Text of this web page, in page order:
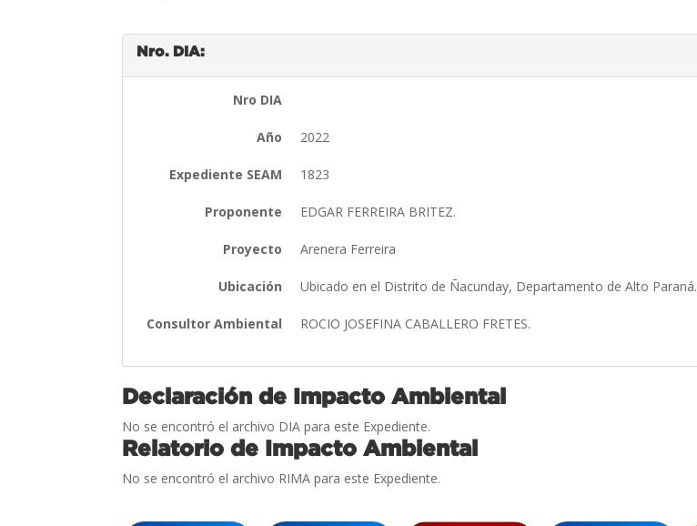
Nro. DIA:
Nro DIA
Año 2022
Expediente SEAM 1823
Proponente EDGAR FERREIRA BRITEZ.
Proyecto Arenera Ferreira
Ubicación Ubicado en el Distrito de Ñacunday, Departamento de Alto Paraná.
Consultor Ambiental ROCIO JOSEFINA CABALLERO FRETES.
Declaración de Impacto Ambiental
No se encontró el archivo DIA para este Expediente.
Relatorio de Impacto Ambiental
No se encontró el archivo RIMA para este Expediente.